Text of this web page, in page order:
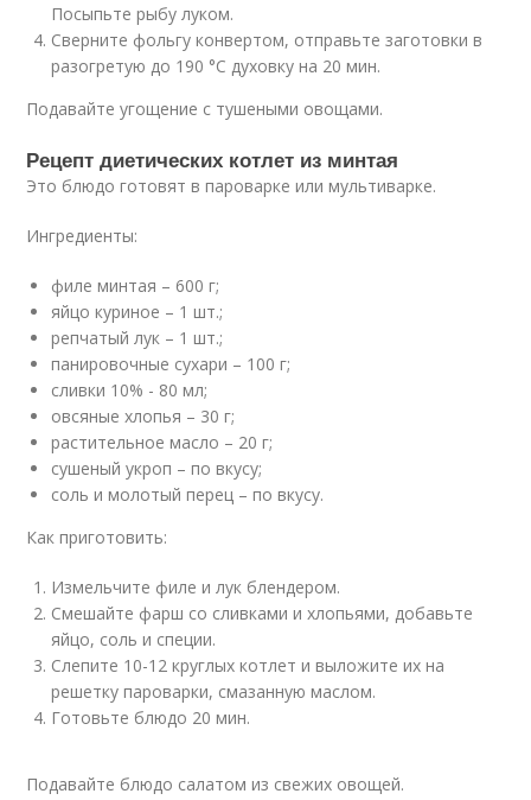
Посыпьте рыбу луком.
Сверните фольгу конвертом, отправьте заготовки в
разогретую до 190 °С духовку на 20 мин.
Подавайте угощение с тушеными овощами.
Рецепт диетических котлет из минтая
Это блюдо готовят в пароварке или мультиварке.
Ингредиенты:
филе минтая – 600 г;
яйцо куриное – 1 шт.;
репчатый лук – 1 шт.;
панировочные сухари – 100 г;
сливки 10% - 80 мл;
овсяные хлопья – 30 г;
растительное масло – 20 г;
сушеный укроп – по вкусу;
соль и молотый перец – по вкусу.
Как приготовить:
Измельчите филе и лук блендером.
Смешайте фарш со сливками и хлопьями, добавьте
яйцо, соль и специи.
Слепите 10-12 круглых котлет и выложите их на
решетку пароварки, смазанную маслом.
Готовьте блюдо 20 мин.
Подавайте блюдо салатом из свежих овощей.